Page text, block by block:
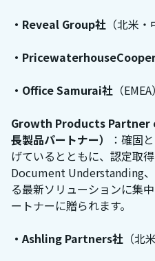
・Reveal Group社 （北米・
・
・Office Samurai社 （EMEA）
Growth Products Partner
長製品パートナー）
：確固
げているとともに、認定取
Document Understanding
る最新ソリューションに集
ートナーに贈られます。
・Ashling Partners社 （北